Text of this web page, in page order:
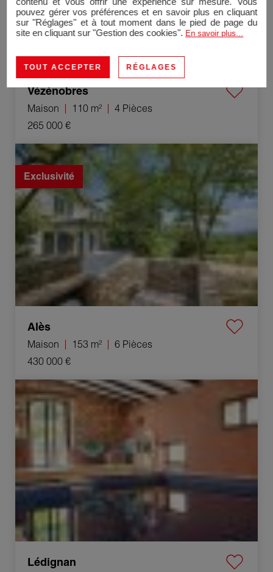
Vézénobres
Maison 110 m²
4 Pièces
265 000 €
Vente Maison Alès 6 Pièces 153 m²
Exclusivité
Alès
Maison 153 m²
6 Pièces
430 000 €
Vente Maison Lédignan 8 Pièces 172 m²
Lédignan
pouvez gérer vos préférences et en savoir plus en cliquant
sur "Réglages" et à tout moment dans le pied de page du
site en cliquant sur "Gestion des cookies". En savoir plus...
TOUT ACCEPTER RÉGLAGES